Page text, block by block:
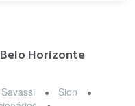
Horizonte
Savassi
Sion